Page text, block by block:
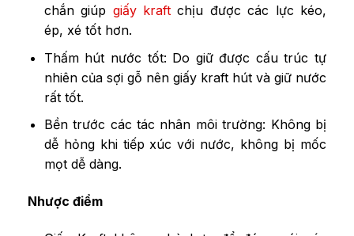
chắn giúp giấy kraft chịu được các lực kéo,
ép, xé tốt hơn.
Thấm hút nước tốt: Do giữ được cấu trúc tự
nhiên của sợi gỗ nên giấy kraft hút và giữ nước
rất tốt.
Bền trước các tác nhân môi trường: Không bị
dễ hỏng khi tiếp xúc với nước, không bị mốc
mọt dễ dàng.
Nhược điểm